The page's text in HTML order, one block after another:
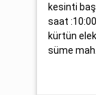
kesinti
saat
kürtün
süme